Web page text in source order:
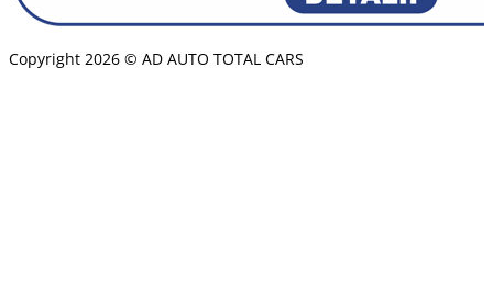
Copyright 2026 © AD AUTO TOTAL CARS